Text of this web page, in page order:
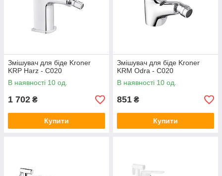
Змішувач для біде Kroner
KRP Harz - C020
В наявності 10 од.
1 702 ₴
Купити
Змішувач для біде Kroner
KRM Odra - C020
В наявності 10 од.
851 ₴
Купити